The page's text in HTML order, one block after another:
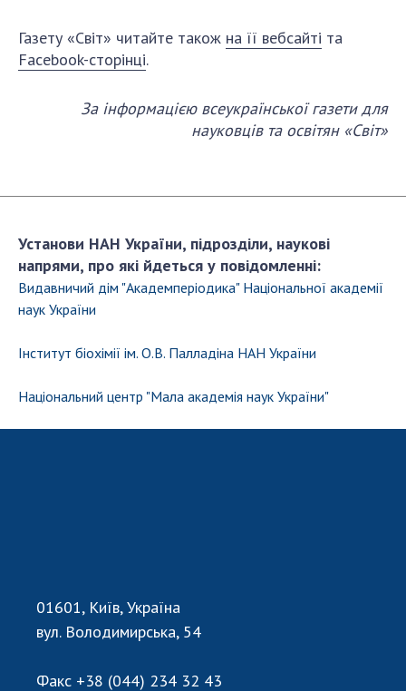
Газету «Світ» читайте також на її вебсайті та
Facebook-сторінці.
За інформацією всеукраїнської газети для
науковців та освітян «Світ»
Установи НАН України, підрозділи, наукові
напрями, про які йдеться у повідомленні:
Видавничий дім "Академперіодика" Національної академії
наук України
Інститут біохімії ім. О.В. Палладіна НАН України
Національний центр "Мала академія наук України"
01601, Київ, Україна
вул. Володимирська, 54
Факс +38 (044) 234 32 43